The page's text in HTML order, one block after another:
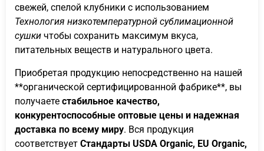
свежей, спелой клубники с использованием
Технология низкотемпературной сублимационной
сушки чтобы сохранить максимум вкуса,
питательных веществ и натурального цвета.
Приобретая продукцию непосредственно на нашей
**органической сертифицированной фабрике**, вы
получаете стабильное качество,
конкурентоспособные оптовые цены и надежная
доставка по всему миру. Вся продукция
соответствует Стандарты USDA Organic, EU Organic,